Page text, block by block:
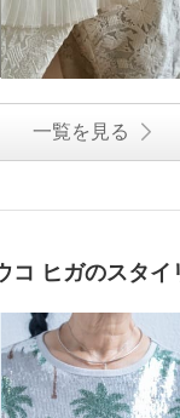
一覧を見る
コ ヒガのスタイ